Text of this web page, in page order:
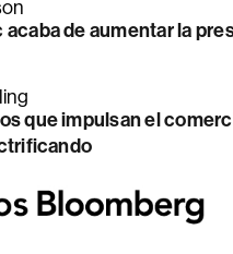
de aumentar la
que impulsan el